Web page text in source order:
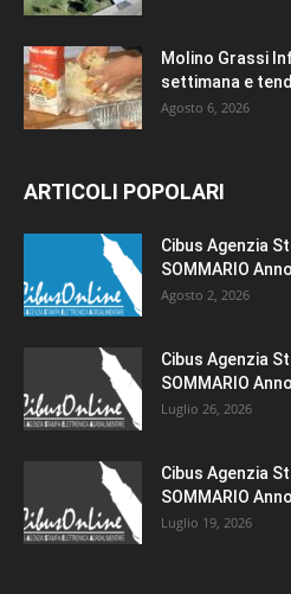
Molino Grassi
settimana e
Agosto 6, 2026
ARTICOLI POPOLARI
Cibus Agenzia
SOMMARIO
Agosto 2, 2026
Cibus Agenzia
SOMMARIO
Luglio 26, 2026
Cibus Agenzia
SOMMARIO
Luglio 19, 2026